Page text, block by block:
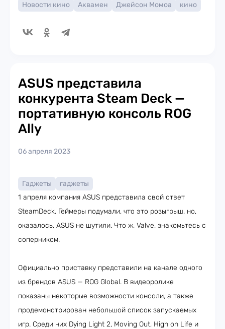
Новости кино Аквамен Джейсон Момоа кино
ASUS представила
конкурента Steam Deck —
портативную консоль ROG
Ally
06 апреля 2023
Гаджеты
гаджеты
1 апреля компания ASUS представила свой ответ
SteamDeck. Геймеры подумали, что это розыгрыш, но,
оказалось, ASUS не шутили. Что ж, Valve, знакомьтесь с
соперником.
Официально приставку представили на канале одного
из брендов ASUS — ROG Global. В видеоролике
показаны некоторые возможности консоли, а также
продемонстрирован небольшой список запускаемых
игр. Среди них Dying Light 2, Moving Out, High on Life и